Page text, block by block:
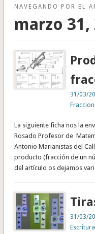
NAVEGANDO POR EL
marzo 31,
31/03/
La siguiente ficha nos la
Rosado Profesor de
Antonio Marianistas del
producto (fracción de un
del artículo os dejamos
31/03/
Escritura